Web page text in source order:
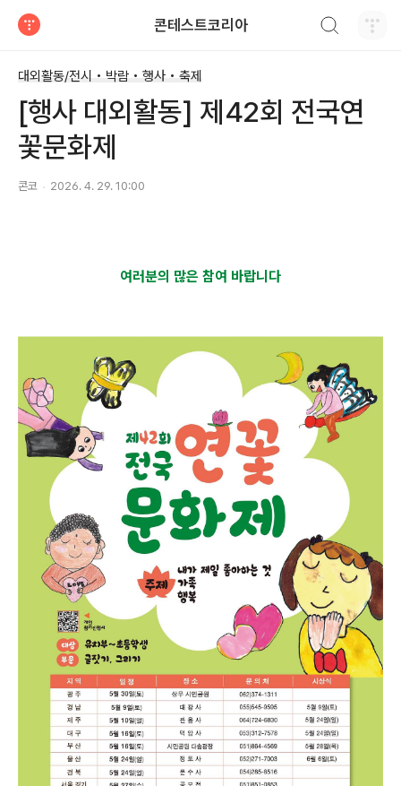
콘테스트코리아
대외활동/전시 • 박람 • 행사 • 축제
[행사 대외활동] 제42회 전국연
꽃문화제
콘코 2026. 4. 29. 10:00
여러분의 많은 참여 바랍니다